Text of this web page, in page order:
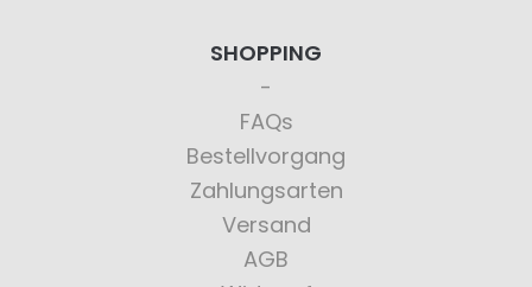
SHOPPING
FAQs
Bestellvorgang
Zahlungsarten
Versand
AGB